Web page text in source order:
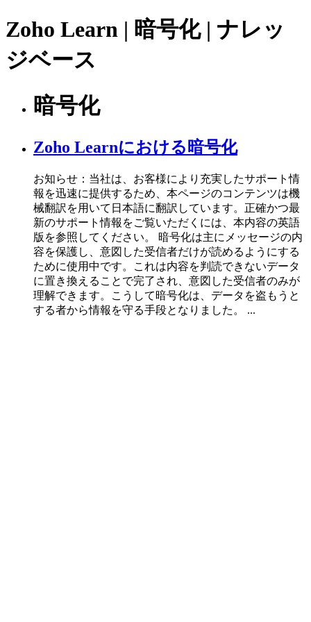
Zoho Learn | 暗号化 | ナレッ
ジベース
暗号化
Zoho Learnにおける暗号化
お知らせ：当社は、お客様により充実したサポート情
報を迅速に提供するため、本ページのコンテンツは機
械翻訳を用いて日本語に翻訳しています。正確かつ最
新のサポート情報をご覧いただくには、本内容の英語
版を参照してください。 暗号化は主にメッセージの内
容を保護し、意図した受信者だけが読めるようにする
ために使用中です。これは内容を判読できないデータ
に置き換えることで完了され、意図した受信者のみが
理解できます。こうして暗号化は、データを盗もうと
する者から情報を守る手段となりました。 ...